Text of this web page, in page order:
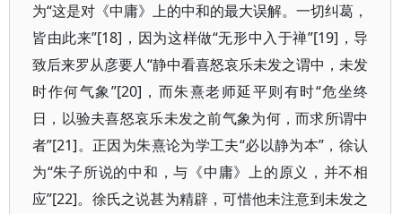
为“这是对《中庸》上的中和的最大误解。一切纠葛，
皆由此来”[18]，因为这样做“无形中入于禅”[19]，导
致后来罗从彦要人“静中看喜怒哀乐未发之谓中，未发
时作何气象”[20]，而朱熹老师延平则有时“危坐终
日，以验夫喜怒哀乐未发之前气象为何，而求所谓中
者”[21]。正因为朱熹论为学工夫“必以静为本”，徐认
为“朱子所说的中和，与《中庸》上的原义，并不相
应”[22]。徐氏之说甚为精辟，可惜他未注意到未发之